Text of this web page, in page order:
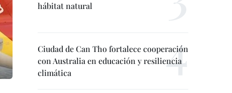
hábitat natural
Ciudad de Can Tho fortalece cooperación
con Australia en educación y resiliencia
climática